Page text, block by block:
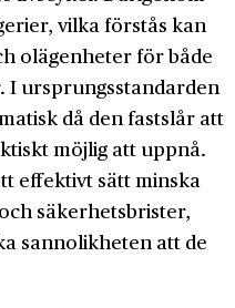
vilka förstås kan
olägenheter för både
I ursprungs­standarden
då den fastslår att
möjlig att uppnå.
effektivt sätt minska
säkerhets­brister,
sannolikheten att de